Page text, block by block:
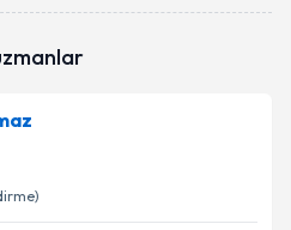
randevu almanız için bir